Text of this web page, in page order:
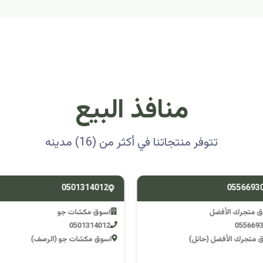
منافذ البيع
تتوفر منتجاتنا في أكثر من (16) مدينه
متجرك الأفضل
متجرك الأفضل (حائل)
0501314012
اسوق مكشات جو
0501314012
اسوق مكشات جو (الرصف)